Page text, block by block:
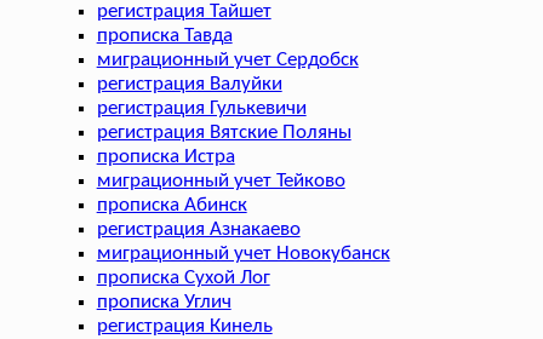
регистрация Тайшет
прописка Тавда
миграционный учет Сердобск
регистрация Валуйки
регистрация Гулькевичи
регистрация Вятские Поляны
прописка Истра
миграционный учет Тейково
прописка Абинск
регистрация Азнакаево
миграционный учет Новокубанск
прописка Сухой Лог
прописка Углич
регистрация Кинель